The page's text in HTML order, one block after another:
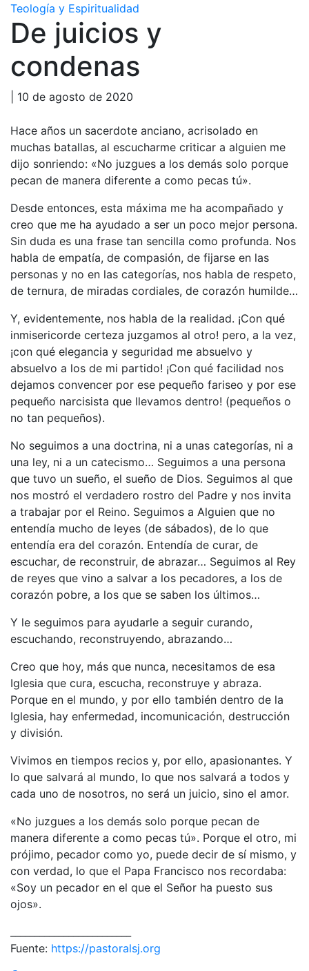
Teología y Espiritualidad
De juicios y
condenas
| 10 de agosto de 2020
Hace años un sacerdote anciano, acrisolado en
muchas batallas, al escucharme criticar a alguien me
dijo sonriendo: «No juzgues a los demás solo porque
pecan de manera diferente a como pecas tú».
Desde entonces, esta máxima me ha acompañado y
creo que me ha ayudado a ser un poco mejor persona.
Sin duda es una frase tan sencilla como profunda. Nos
habla de empatía, de compasión, de fijarse en las
personas y no en las categorías, nos habla de respeto,
de ternura, de miradas cordiales, de corazón humilde…
Y, evidentemente, nos habla de la realidad. ¡Con qué
inmisericorde certeza juzgamos al otro! pero, a la vez,
¡con qué elegancia y seguridad me absuelvo y
absuelvo a los de mi partido! ¡Con qué facilidad nos
dejamos convencer por ese pequeño fariseo y por ese
pequeño narcisista que llevamos dentro! (pequeños o
no tan pequeños).
No seguimos a una doctrina, ni a unas categorías, ni a
una ley, ni a un catecismo… Seguimos a una persona
que tuvo un sueño, el sueño de Dios. Seguimos al que
nos mostró el verdadero rostro del Padre y nos invita
a trabajar por el Reino. Seguimos a Alguien que no
entendía mucho de leyes (de sábados), de lo que
entendía era del corazón. Entendía de curar, de
escuchar, de reconstruir, de abrazar… Seguimos al Rey
de reyes que vino a salvar a los pecadores, a los de
corazón pobre, a los que se saben los últimos…
Y le seguimos para ayudarle a seguir curando,
escuchando, reconstruyendo, abrazando…
Creo que hoy, más que nunca, necesitamos de esa
Iglesia que cura, escucha, reconstruye y abraza.
Porque en el mundo, y por ello también dentro de la
Iglesia, hay enfermedad, incomunicación, destrucción
y división.
Vivimos en tiempos recios y, por ello, apasionantes. Y
lo que salvará al mundo, lo que nos salvará a todos y
cada uno de nosotros, no será un juicio, sino el amor.
«No juzgues a los demás solo porque pecan de
manera diferente a como pecas tú». Porque el otro, mi
prójimo, pecador como yo, puede decir de sí mismo, y
con verdad, lo que el Papa Francisco nos recordaba:
«Soy un pecador en el que el Señor ha puesto sus
ojos».
Fuente: https://pastoralsj.org